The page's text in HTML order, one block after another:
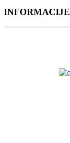
INFORMACIJE